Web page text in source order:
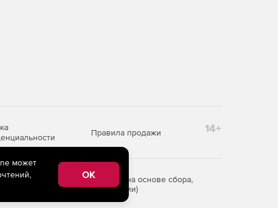
Правила продажи 14+
предоставления информации на основе сбора,
Российской Федерации)
может
OK